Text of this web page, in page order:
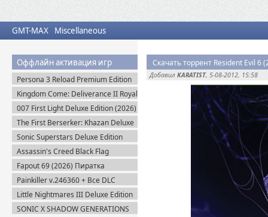
GMT-MAX Miscellaneous
Оффлайн активация игр
Persona 3 Reload Premium Edition
(2024) Steam-Rip
Kingdom Come: Deliverance II Royal
Edition v.1.5.6 + Все DLC (2025)
Пиратка
007 First Light Deluxe Edition (2026)
Пиратка
The First Berserker: Khazan Deluxe
Edition (2025) Пиратка
Sonic Superstars Deluxe Edition
(2023) Steam-Rip
Assassin's Creed Black Flag
Resynced (2026) Uplay-Rip
Fapout 69 (2026) Пиратка
Painkiller v.246360 + Все DLC
(2025) Portable
Little Nightmares III Deluxe Edition
+ Все DLC (2025) Пиратка
SONIC X SHADOW GENERATIONS
Скачать торрент Resident Evil 6
Добавил KARATIST, 5-08-2012, 15:58